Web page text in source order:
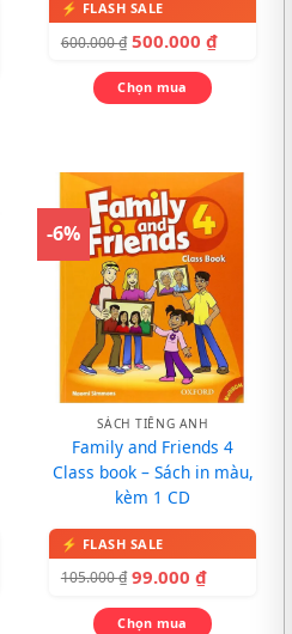
600.000₫ 500.000 ₫
Chọn mua
-6%
SÁCH TIẾNG ANH
Family and Friends 4
Class book – Sách in màu,
kèm 1 CD
105.000₫ 99.000 ₫
Chọn mua